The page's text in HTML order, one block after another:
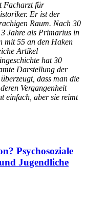
Facharzt für
Er ist der
Raum. Nach 30
Jahre als Primarius in
mit 55 an den Haken
Artikel
hat 30
Darstellung der
dass man die
Vergangenheit
einfach, aber sie reimt
Psychosoziale
Jugendliche